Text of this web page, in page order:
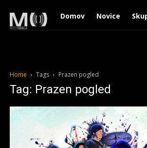
Domov Novice
Home Tags Prazen pogled
Tag: Prazen pogled